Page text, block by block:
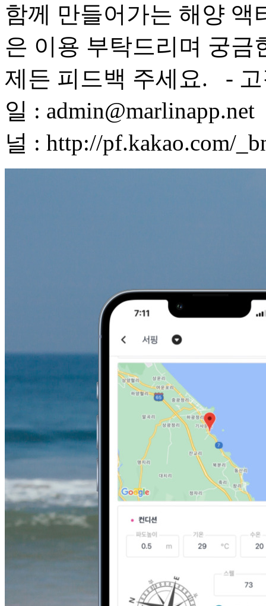
함께 만들어가는 해양 액
은 이용 부탁드리며 궁금
제든 피드백 주세요. - 고
일 :
널 : http://pf.kakao.com/